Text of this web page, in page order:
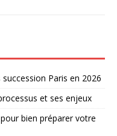
Paris en 2026
et ses enjeux
bien préparer votre